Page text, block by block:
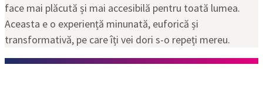
face mai plăcută și mai accesibilă pentru toată lumea.
Aceasta e o experiență minunată, euforică și
transformativă, pe care îți vei dori s-o repeți mereu.